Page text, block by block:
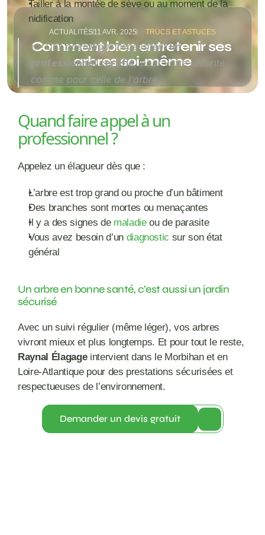
ACTUALITÉS11 AVR. 2025 TRUCS ET ASTUCES
Comment bien entretenir ses
arbres soi-même
Tailler à la montée de sève ou au moment de la
nidification
👉 Ces opérations nécessitent un
professionnel certifié, pour votre sécurité
comme pour celle de l’arbre.
Quand faire appel à un
professionnel ?
Appelez un élagueur dès que :
L’arbre est trop grand ou proche d’un bâtiment
Des branches sont mortes ou menaçantes
Il y a des signes de maladie ou de parasite
Vous avez besoin d’un diagnostic sur son état
général
Un arbre en bonne santé, c’est aussi un jardin
sécurisé
Avec un suivi régulier (même léger), vos arbres
Raynal Élagage intervient dans le Morbihan et en
Loire-Atlantique pour des prestations sécurisées et
respectueuses de l’environnement.
Demander un devis gratuit